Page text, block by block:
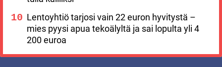
Lentoyhtiö tarjosi vain 22 euron hyvitystä –
mies pyysi apua tekoälyltä ja sai lopulta yli 4
200 euroa